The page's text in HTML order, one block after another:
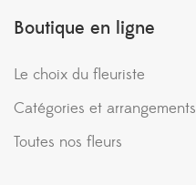
Boutique en ligne
Le choix du fleuriste
Catégories et arrangements
Toutes nos fleurs